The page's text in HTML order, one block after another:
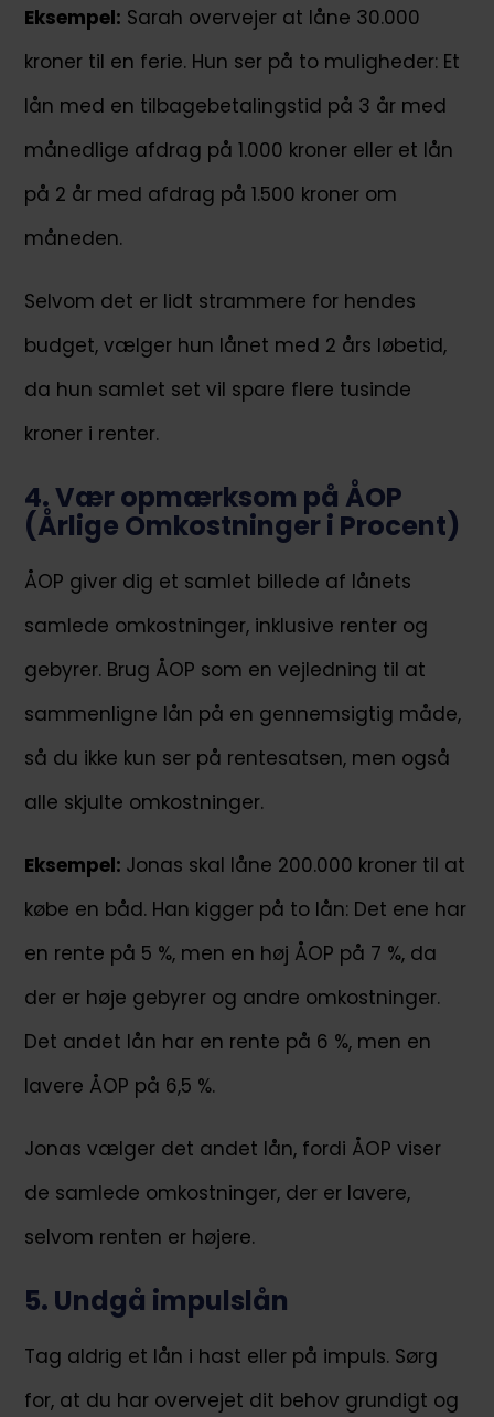
Eksempel: Sarah overvejer at låne 30.000
kroner til en ferie. Hun ser på to muligheder: Et
lån med en tilbagebetalingstid på 3 år med
månedlige afdrag på 1.000 kroner eller et lån
på 2 år med afdrag på 1.500 kroner om
måneden.
Selvom det er lidt strammere for hendes
budget, vælger hun lånet med 2 års løbetid,
da hun samlet set vil spare flere tusinde
kroner i renter.
4. Vær opmærksom på ÅOP
(Årlige Omkostninger i Procent)
ÅOP giver dig et samlet billede af lånets
samlede omkostninger, inklusive renter og
gebyrer. Brug ÅOP som en vejledning til at
sammenligne lån på en gennemsigtig måde,
så du ikke kun ser på rentesatsen, men også
alle skjulte omkostninger.
Eksempel: Jonas skal låne 200.000 kroner til at
købe en båd. Han kigger på to lån: Det ene har
en rente på 5 %, men en høj ÅOP på 7 %, da
der er høje gebyrer og andre omkostninger.
Det andet lån har en rente på 6 %, men en
lavere ÅOP på 6,5 %.
Jonas vælger det andet lån, fordi ÅOP viser
de samlede omkostninger, der er lavere,
selvom renten er højere.
5. Undgå impulslån
Tag aldrig et lån i hast eller på impuls. Sørg
for, at du har overvejet dit behov grundigt og